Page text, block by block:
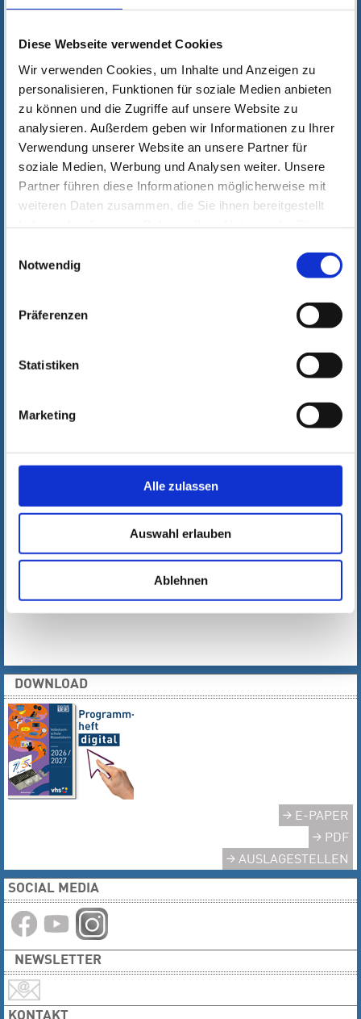
Diese Webseite verwendet Cookies
Wir verwenden Cookies, um Inhalte und Anzeigen zu
personalisieren, Funktionen für soziale Medien anbieten
zu können und die Zugriffe auf unsere Website zu
analysieren. Außerdem geben wir Informationen zu Ihrer
Verwendung unserer Website an unsere Partner für
soziale Medien, Werbung und Analysen weiter. Unsere
Partner führen diese Informationen möglicherweise mit
weiteren Daten zusammen, die Sie ihnen bereitgestellt
Datenschutzhinweise
Notwendig
Präferenzen
Statistiken
Marketing
Alle zulassen
Auswahl erlauben
Ablehnen
DOWNLOAD
E-PAPER
PDF
AUSLAGESTELLEN
SOCIAL MEDIA
NEWSLETTER
KONTAKT